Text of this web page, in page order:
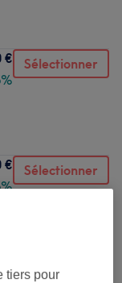
€
Sélectionner
€
Sélectionner
tiers pour